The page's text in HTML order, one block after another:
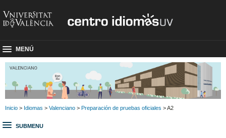
MENÚ
Inicio > Idiomas > Valenciano > Preparación de pruebas oficiales > A2
SUBMENU